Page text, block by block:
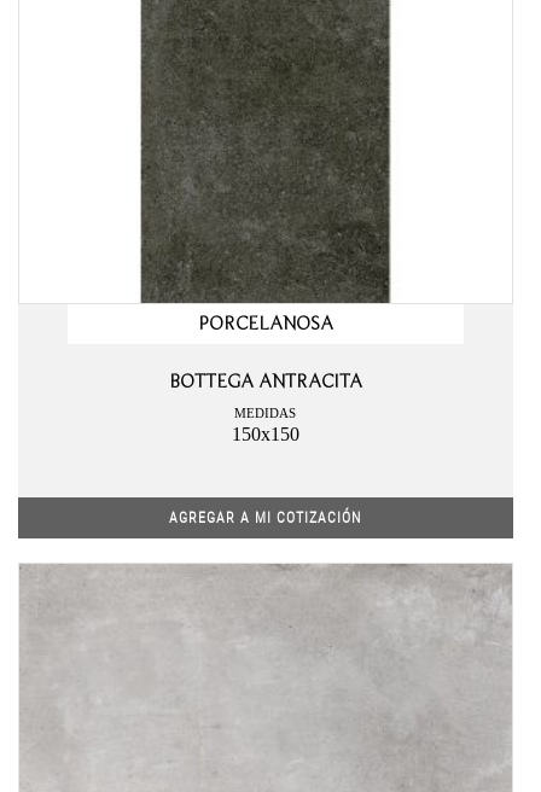
PORCELANOSA
BOTTEGA ANTRACITA
MEDIDAS
150x150
AGREGAR A MI COTIZACIÓN